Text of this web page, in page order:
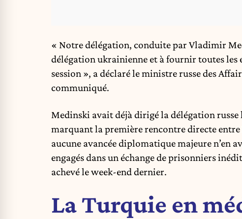
« Notre délégation, conduite par Vladimir
délégation ukrainienne et à fournir toutes les
session », a déclaré le ministre russe des
communiqué.
Medinski avait déjà dirigé la délégation
marquant la première rencontre directe
aucune avancée diplomatique majeure n’en
engagés dans un échange de prisonniers
achevé le week-end dernier.
La Turquie en